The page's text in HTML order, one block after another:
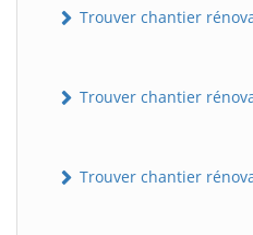
Trouver chantier
Trouver chantier
Trouver chantier